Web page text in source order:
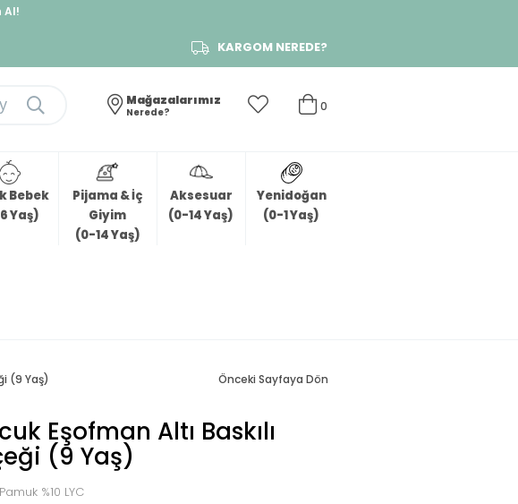
Ol!
KARGOM NEREDE?
0
Mağazalarımız
Nerede?
Bebek
Yaş)
Pijama & İç
Giyim
(0-14 Yaş)
Aksesuar
(0-14 Yaş)
Yenidoğan
(0-1 Yaş)
(9 Yaş) Önceki Sayfaya Dön
Eşofman Altı Baskılı
(9 Yaş)
%10 LYC